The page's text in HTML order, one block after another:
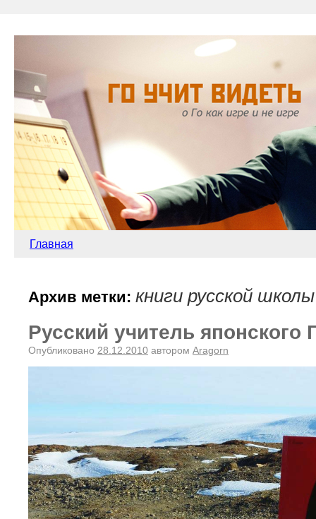
Главная
Архив метки: книги русской
Русский учитель японского
Опубликовано 28.12.2010 автором Aragorn